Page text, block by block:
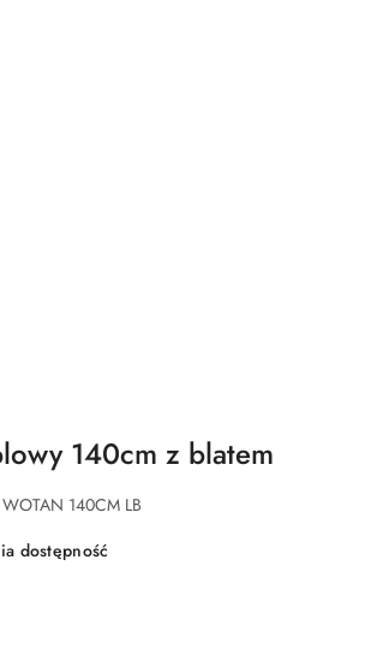
140cm z blatem
140CM LB
dostępność